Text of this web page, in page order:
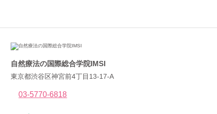
自然療法の国際総合学院IMSI
東京都渋谷区神宮前4丁目13-17-A
03-5770-6818